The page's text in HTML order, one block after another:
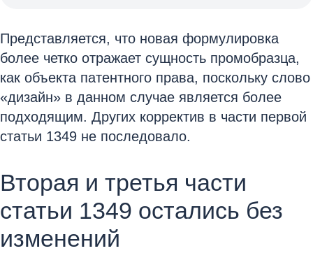
Представляется, что новая формулировка
более четко отражает сущность промобразца,
как объекта патентного права, поскольку слово
«дизайн» в данном случае является более
подходящим. Других корректив в части первой
статьи 1349 не последовало.
Вторая и третья части
статьи 1349 остались без
изменений